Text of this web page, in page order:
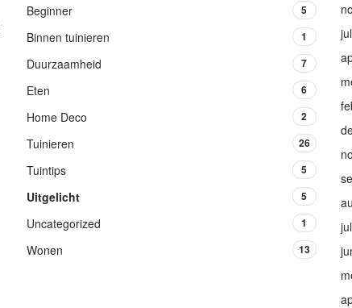
Beginner 5
Binnen tuinieren 1
Duurzaamheid 7
Eten 6
Home Deco 2
Tuinieren 26
Tuintips 5
Uitgelicht 5
Uncategorized 1
Wonen 13